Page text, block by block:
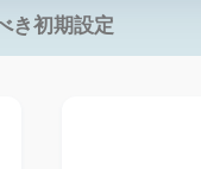
き初期設定